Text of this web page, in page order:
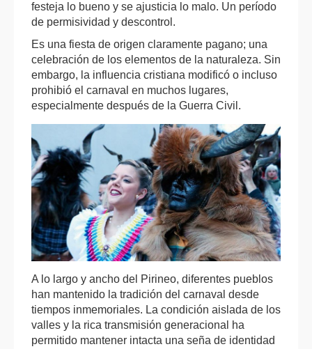
festeja lo bueno y se ajusticia lo malo. Un período
de permisividad y descontrol.
Es una fiesta de origen claramente pagano; una
celebración de los elementos de la naturaleza. Sin
embargo, la influencia cristiana modificó o incluso
prohibió el carnaval en muchos lugares,
especialmente después de la Guerra Civil.
A lo largo y ancho del Pirineo, diferentes pueblos
han mantenido la tradición del carnaval desde
tiempos inmemoriales. La condición aislada de los
valles y la rica transmisión generacional ha
permitido mantener intacta una seña de identidad